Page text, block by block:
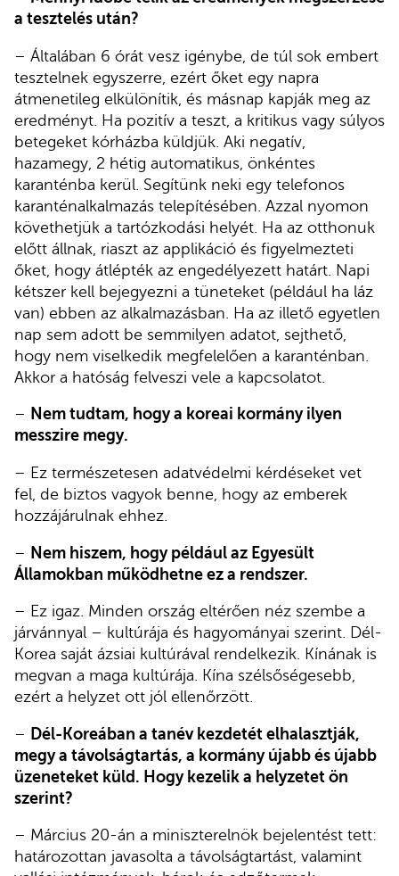
a tesztelés után?
– Általában 6 órát vesz igénybe, de túl sok embert
tesztelnek egyszerre, ezért őket egy napra
átmenetileg elkülönítik, és másnap kapják meg az
eredményt. Ha pozitív a teszt, a kritikus vagy súlyos
betegeket kórházba küldjük. Aki negatív,
hazamegy, 2 hétig automatikus, önkéntes
karanténba kerül. Segítünk neki egy telefonos
karanténalkalmazás telepítésében. Azzal nyomon
követhetjük a tartózkodási helyét. Ha az otthonuk
előtt állnak, riaszt az applikáció és figyelmezteti
őket, hogy átlépték az engedélyezett határt. Napi
kétszer kell bejegyezni a tüneteket (például ha láz
van) ebben az alkalmazásban. Ha az illető egyetlen
nap sem adott be semmilyen adatot, sejthető,
hogy nem viselkedik megfelelően a karanténban.
Akkor a hatóság felveszi vele a kapcsolatot.
– Nem tudtam, hogy a koreai kormány ilyen
messzire megy.
– Ez természetesen adatvédelmi kérdéseket vet
fel, de biztos vagyok benne, hogy az emberek
hozzájárulnak ehhez.
– Nem hiszem, hogy például az Egyesült
Államokban működhetne ez a rendszer.
– Ez igaz. Minden ország eltérően néz szembe a
járvánnyal – kultúrája és hagyományai szerint. Dél-
Korea saját ázsiai kultúrával rendelkezik. Kínának is
megvan a maga kultúrája. Kína szélsőségesebb,
ezért a helyzet ott jól ellenőrzött.
– Dél-Koreában a tanév kezdetét elhalasztják,
megy a távolságtartás, a kormány újabb és újabb
üzeneteket küld. Hogy kezelik a helyzetet ön
szerint?
– Március 20-án a miniszterelnök bejelentést tett:
határozottan javasolta a távolságtartást, valamint